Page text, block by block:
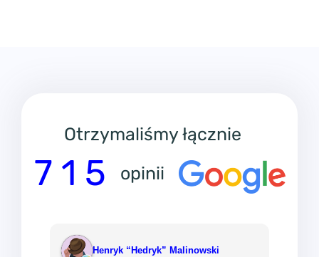
Otrzymaliśmy łącznie
7 1 5 opinii
Henryk “Hedryk” Malinowski